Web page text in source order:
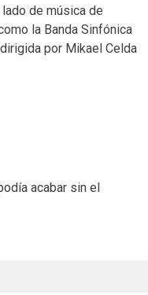
de música de
la Banda Sinfónica
por Mikael Celda
acabar sin el